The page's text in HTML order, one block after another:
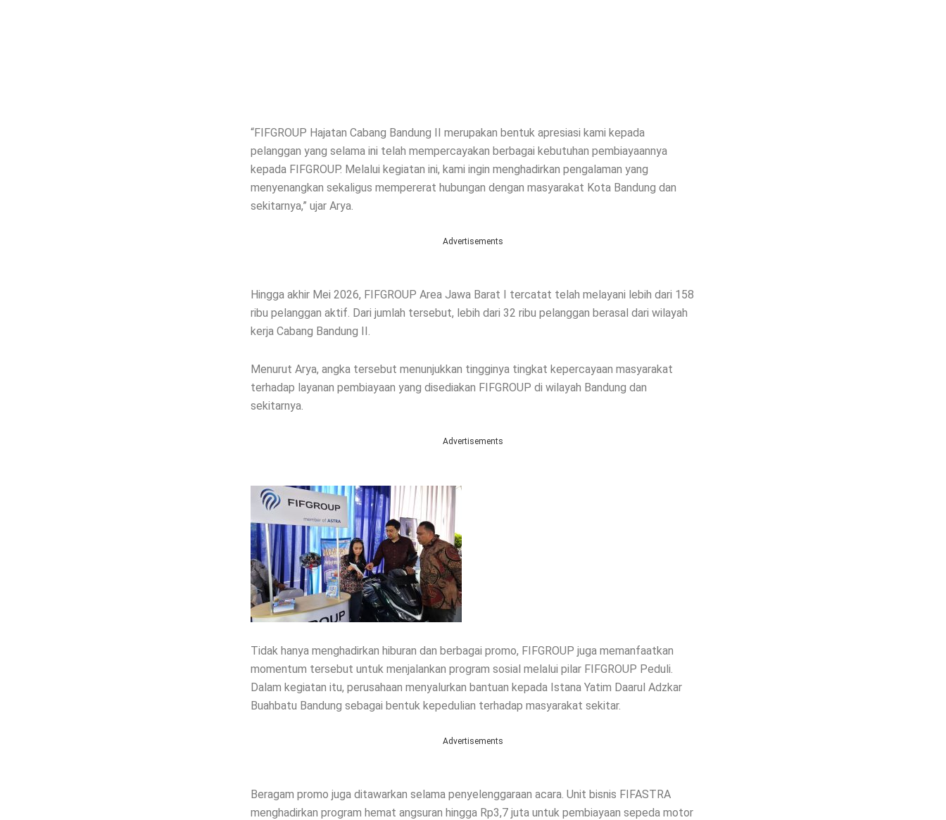
“FIFGROUP Hajatan Cabang Bandung II merupakan bentuk apresiasi kami kepada
pelanggan yang selama ini telah mempercayakan berbagai kebutuhan pembiayaannya
kepada FIFGROUP. Melalui kegiatan ini, kami ingin menghadirkan pengalaman yang
menyenangkan sekaligus mempererat hubungan dengan masyarakat Kota Bandung dan
sekitarnya,” ujar Arya.
Advertisements
Hingga akhir Mei 2026, FIFGROUP Area Jawa Barat I tercatat telah melayani lebih dari 158
ribu pelanggan aktif. Dari jumlah tersebut, lebih dari 32 ribu pelanggan berasal dari wilayah
kerja Cabang Bandung II.
Menurut Arya, angka tersebut menunjukkan tingginya tingkat kepercayaan masyarakat
terhadap layanan pembiayaan yang disediakan FIFGROUP di wilayah Bandung dan
sekitarnya.
Advertisements
Tidak hanya menghadirkan hiburan dan berbagai promo, FIFGROUP juga memanfaatkan
momentum tersebut untuk menjalankan program sosial melalui pilar FIFGROUP Peduli.
Dalam kegiatan itu, perusahaan menyalurkan bantuan kepada Istana Yatim Daarul Adzkar
Buahbatu Bandung sebagai bentuk kepedulian terhadap masyarakat sekitar.
Advertisements
Beragam promo juga ditawarkan selama penyelenggaraan acara. Unit bisnis FIFASTRA
menghadirkan program hemat angsuran hingga Rp3,7 juta untuk pembiayaan sepeda motor